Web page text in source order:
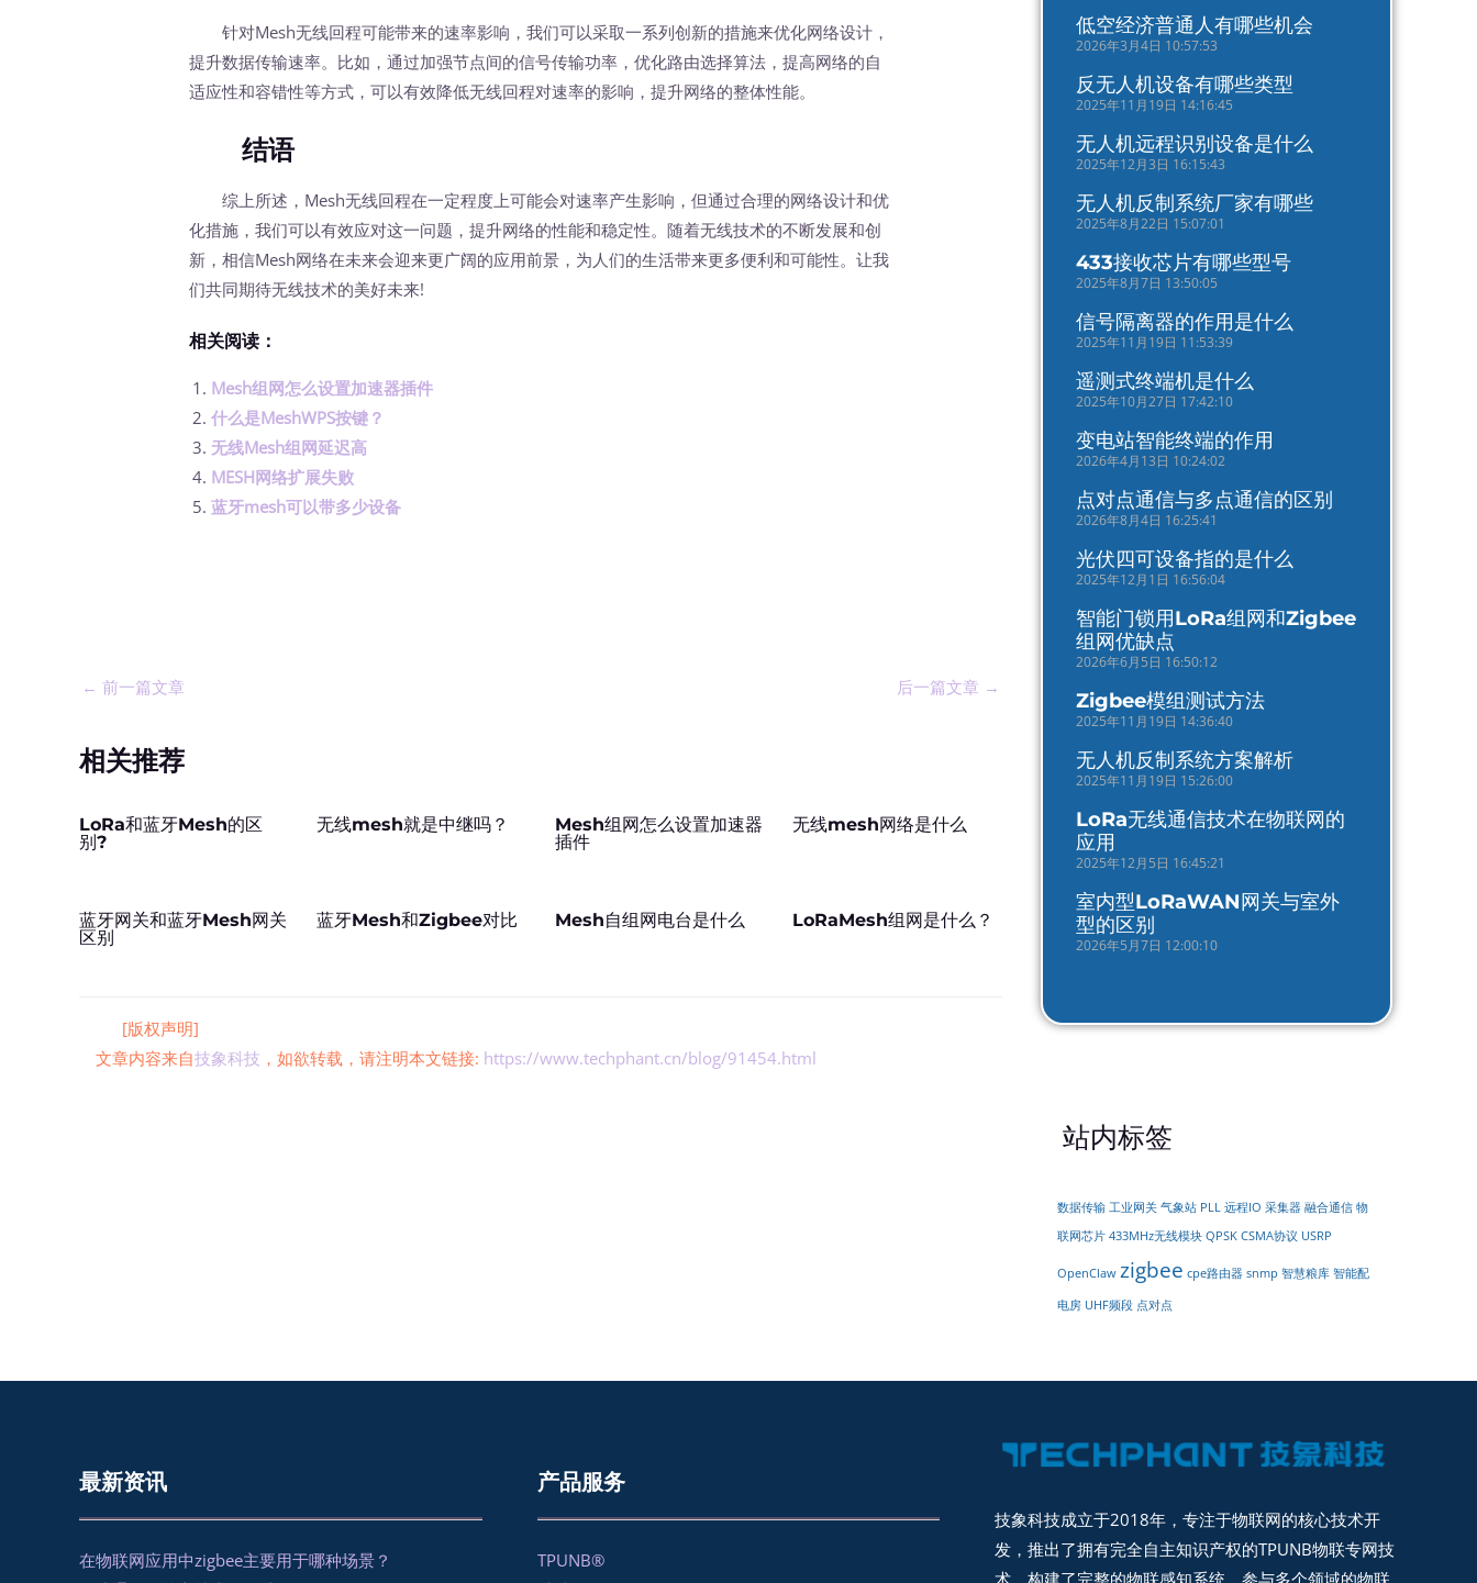
针对Mesh无线回程可能带来的速率影响，我们可以采取一系列创新的措施来优化网络设计，
提升数据传输速率。比如，通过加强节点间的信号传输功率，优化路由选择算法，提高网络的自
适应性和容错性等方式，可以有效降低无线回程对速率的影响，提升网络的整体性能。
结语
综上所述，Mesh无线回程在一定程度上可能会对速率产生影响，但通过合理的网络设计和优
化措施，我们可以有效应对这一问题，提升网络的性能和稳定性。随着无线技术的不断发展和创
新，相信Mesh网络在未来会迎来更广阔的应用前景，为人们的生活带来更多便利和可能性。让我
们共同期待无线技术的美好未来!
相关阅读：
Mesh组网怎么设置加速器插件
什么是MeshWPS按键？
无线Mesh组网延迟高
MESH网络扩展失败
蓝牙mesh可以带多少设备
← 前一篇文章 后一篇文章 →
相关推荐
LoRa和蓝牙Mesh的区
别?
无线mesh就是中继吗？
Mesh组网怎么设置加速器
插件
无线mesh网络是什么
蓝牙网关和蓝牙Mesh网关
区别
蓝牙Mesh和Zigbee对比 Mesh自组网电台是什么 LoRaMesh组网是什么？
[版权声明]
文章内容来自技象科技 ，如欲转载，请注明本文链接: https://www.techphant.cn/blog/91454.html
低空经济普通人有哪些机会
2026年3月4日 10:57:53
反无人机设备有哪些类型
2025年11月19日 14:16:45
无人机远程识别设备是什么
2025年12月3日 16:15:43
无人机反制系统厂家有哪些
2025年8月22日 15:07:01
433接收芯片有哪些型号
2025年8月7日 13:50:05
信号隔离器的作用是什么
2025年11月19日 11:53:39
遥测式终端机是什么
2025年10月27日 17:42:10
变电站智能终端的作用
2026年4月13日 10:24:02
点对点通信与多点通信的区别
2026年8月4日 16:25:41
光伏四可设备指的是什么
2025年12月1日 16:56:04
智能门锁用LoRa组网和Zigbee
组网优缺点
2026年6月5日 16:50:12
Zigbee模组测试方法
2025年11月19日 14:36:40
无人机反制系统方案解析
2025年11月19日 15:26:00
LoRa无线通信技术在物联网的
应用
2025年12月5日 16:45:21
室内型LoRaWAN网关与室外
型的区别
2026年5月7日 12:00:10
站内标签
数据传输 工业网关 气象站 PLL 远程IO 采集器 融合通信 物
联网芯片 433MHz无线模块 QPSK CSMA协议 USRP
OpenClaw zigbee cpe路由器 snmp 智慧粮库 智能配
电房 UHF频段 点对点
最新资讯
在物联网应用中zigbee主要用于哪种场景？
产品服务
TPUNB®
技象科技成立于2018年，专注于物联网的核心技术开
发，推出了拥有完全自主知识产权的TPUNB物联专网技